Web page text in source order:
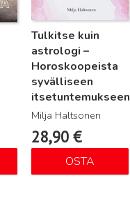
Tulkitse kuin
astrologi –
Horoskoopeista
syvälliseen
itsetuntemukseen
Milja Haltsonen
28,90 €
OSTA